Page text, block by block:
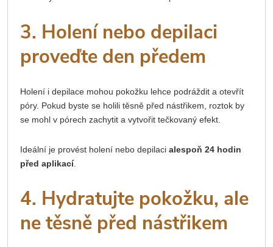
3. Holení nebo depilaci
proveďte den předem
Holení i depilace mohou pokožku lehce podráždit a otevřít
póry. Pokud byste se holili těsně před nástřikem, roztok by
se mohl v pórech zachytit a vytvořit tečkovaný efekt.
Ideální je provést holení nebo depilaci alespoň 24 hodin
před aplikací.
4. Hydratujte pokožku, ale
ne těsně před nástřikem